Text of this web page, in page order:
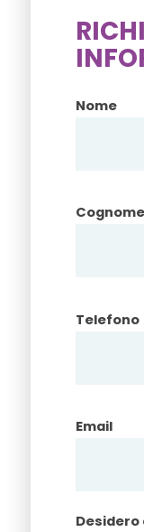
Nome
Cognome
Telefono
Email